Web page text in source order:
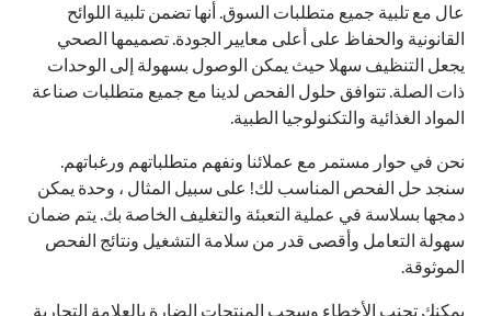
عال مع تلبية جميع متطلبات السوق. أنها تضمن تلبية اللوائح
القانونية والحفاظ على أعلى معايير الجودة. تصميمها الصحي
يجعل التنظيف سهلا حيث يمكن الوصول بسهولة إلى الوحدات
ذات الصلة. تتوافق حلول الفحص لدينا مع جميع متطلبات صناعة
المواد الغذائية والتكنولوجيا الطبية.
نحن في حوار مستمر مع عملائنا ونفهم متطلباتهم ورغباتهم.
سنجد حل الفحص المناسب لك! على سبيل المثال ، وحدة يمكن
دمجها بسلاسة في عملية التعبئة والتغليف الخاصة بك. يتم ضمان
سهولة التعامل وأقصى قدر من سلامة التشغيل ونتائج الفحص
الموثوقة.
يمكنك تجنب الأخطاء وسحب المنتجات الضارة بالعلامة التجارية